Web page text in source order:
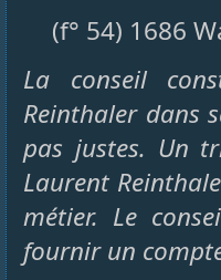
(f° 54) 1686
La conseil
Reinthaler dans
pas justes. Un
Laurent
métier. Le
fournir un